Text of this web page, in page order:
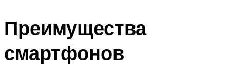
Преимущества
смартфонов